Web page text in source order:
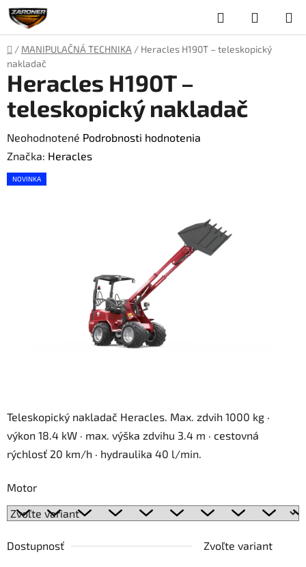
Prejsť
na
obsah
Hľadať
KOŠÍK
Domov
/ MANIPULAČNÁ TECHNIKA / Heracles H190T – teleskopický
nakladač
Teleskopický nakladač Heracles. Max. zdvih 1000 kg ·
výkon 18.4 kW · max. výška zdvihu 3.4 m · cestovná
rýchlosť 20 km/h · hydraulika 40 l/min.
Motor
Dostupnosť Zvoľte variant
Heracles H190T –
teleskopický nakladač
Priemerné
hodnotenie
produktu
Neohodnotené Podrobnosti hodnotenia
Značka: Heracles
NOVINKA